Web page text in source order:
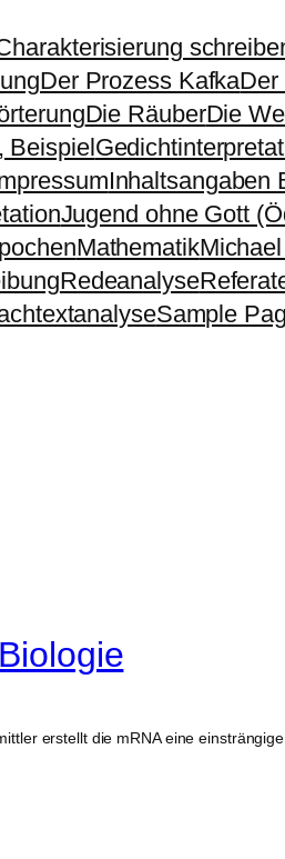
Der Prozess KafkaDer
Die RäuberDie
Beispiel
Inhaltsangaben
Jugend ohne Gott
Mathematik
Redeanalyse
Sample
erstellt die mRNA eine